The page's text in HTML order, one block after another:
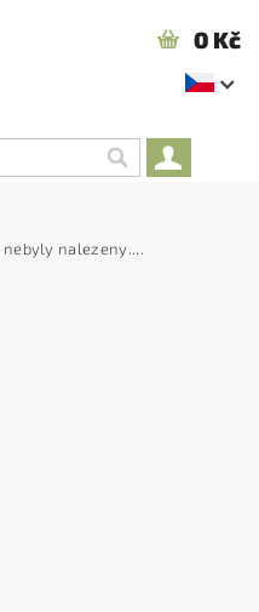
0 Kč
nebyly nalezeny....